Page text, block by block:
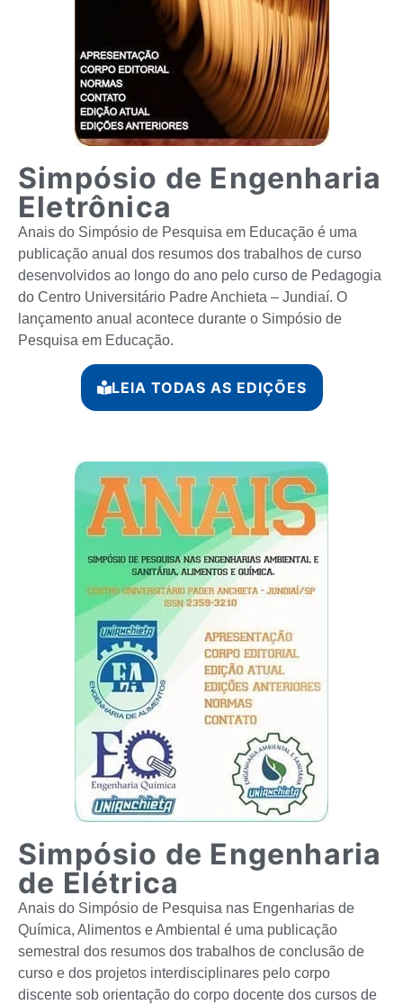
Simpósio de Engenharia
Eletrônica
Anais do Simpósio de Pesquisa em Educação é uma
publicação anual dos resumos dos trabalhos de curso
desenvolvidos ao longo do ano pelo curso de Pedagogia
do Centro Universitário Padre Anchieta – Jundiaí. O
lançamento anual acontece durante o Simpósio de
Pesquisa em Educação.
LEIA TODAS AS EDIÇÕES
Simpósio de Engenharia
de Elétrica
Anais do Simpósio de Pesquisa nas Engenharias de
Química, Alimentos e Ambiental é uma publicação
semestral dos resumos dos trabalhos de conclusão de
curso e dos projetos interdisciplinares pelo corpo
discente sob orientação do corpo docente dos cursos de